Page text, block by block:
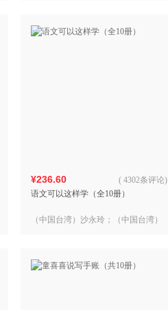
¥236.60
语文可以这样学（全10册）
( 4302条评论)
（中国台湾）沙永玲；（中国台湾）